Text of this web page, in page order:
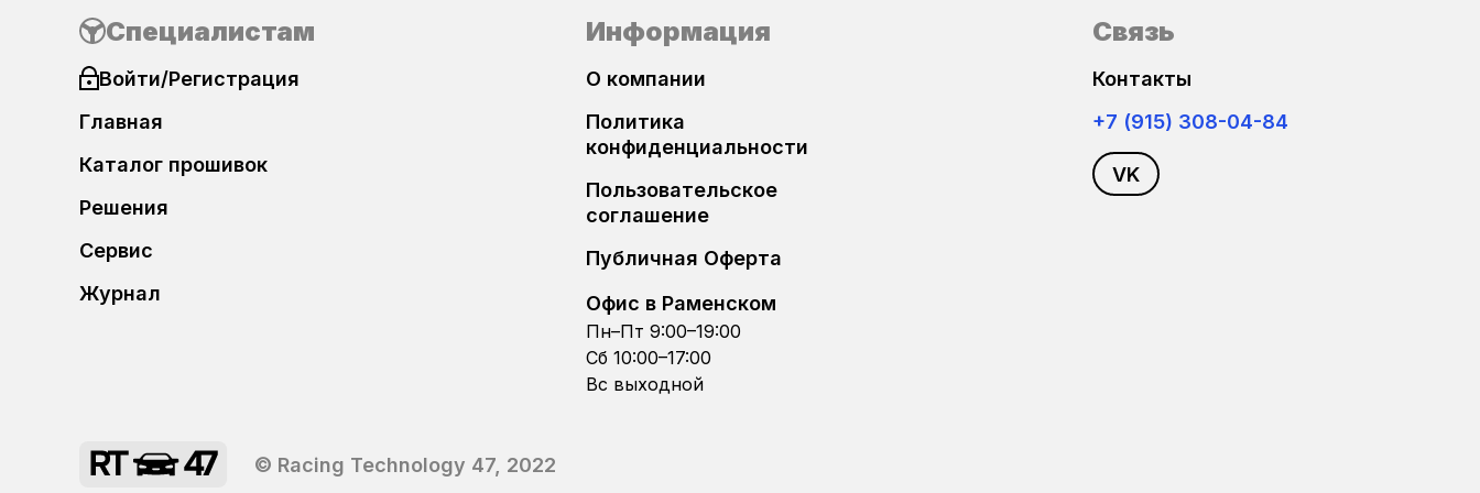
Cadillac
CF-Moto
Chery
Chevrolet
Bosch EDC17C74
Bosch EDC17CP14
Bosch EDC17CP20
Bosch EDC17CP44
Bosch EDC17CP54
Bosch EDC17CP74
Bosch MD1CP004
Специалистам
Войти/Регистрация
Главная
Каталог прошивок
Решения
Сервис
Журнал
Информация
О компании
Политика
конфиденциальности
Пользовательское
соглашение
Публичная Оферта
Офис в Раменском
Пн–Пт 9:00–19:00
Сб 10:00–17:00
Вс выходной
Связь
Контакты
+7 (915) 308-04-84
VK
© Racing Technology 47, 2022